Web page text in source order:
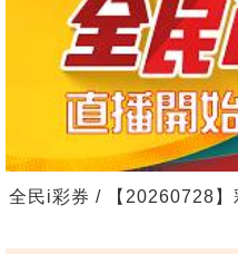
全民i彩券 / 【20260728】